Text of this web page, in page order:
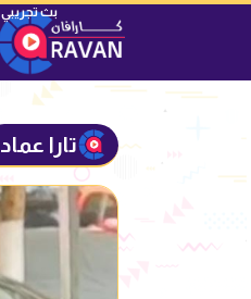
تارا عماد